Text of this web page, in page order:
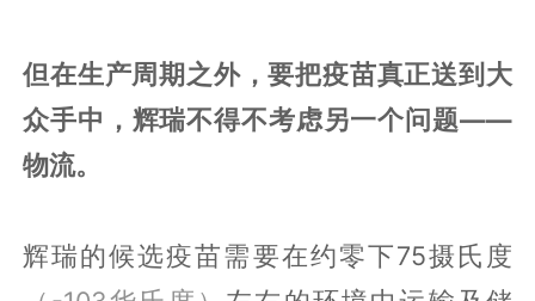
但在生产周期之外，要把疫苗真正送到大
众手中，辉瑞不得不考虑另一个问题——
物流。
辉瑞的候选疫苗需要在约零下75摄氏度